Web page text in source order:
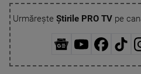
Urmărește Știrile PRO TVpe